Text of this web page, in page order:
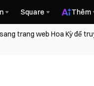
Square Thêm
trang web Hoa Kỳ để